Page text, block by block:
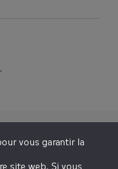
EST 35
vous garantir la